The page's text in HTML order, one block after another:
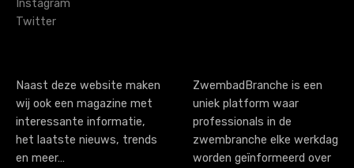
Instagram
Twitter
Naast deze website maken
wij ook een magazine met
interessante informatie,
het laatste nieuws, trends
en meer…
ZwembadBranche is een
uniek platform waar
professionals in de
zwembranche elke werkdag
worden geïnformeerd over